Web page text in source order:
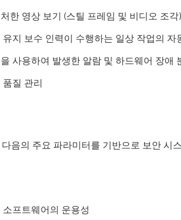
한 영상 보기 (스틸 프레임 및 비디오 조각)
지 보수 인력이 수행하는 일상 작업의 자
사용하여 발생한 알람 및 하드웨어 장애
질 관리
음의 주요 파라미터를 기반으로 보안 시
프트웨어의 운용성